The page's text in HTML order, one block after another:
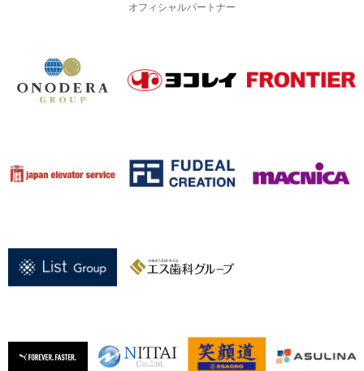
オフィシャルパートナー